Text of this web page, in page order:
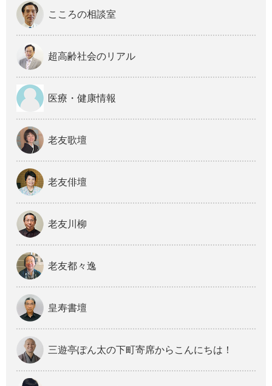
こころの相談室
超高齢社会のリアル
医療・健康情報
老友歌壇
老友俳壇
老友川柳
老友都々逸
皇寿書壇
三遊亭ぽん太の下町寄席からこんにちは！